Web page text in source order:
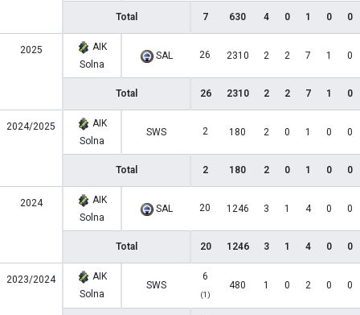
Total 7 630 4 0 1 0 0
2025
AIK
Solna
SAL 26 2310 2 2 7 1 0
Total 26 2310 2 2 7 1 0
2024/2025
AIK
Solna
SWS 2 180 2 0 1 0 0
Total 2 180 2 0 1 0 0
2024
AIK
Solna
SAL 20 1246 3 1 4 0 0
Total 20 1246 3 1 4 0 0
2023/2024
AIK
Solna
SWS
6
(1)
480 1 0 2 0 0